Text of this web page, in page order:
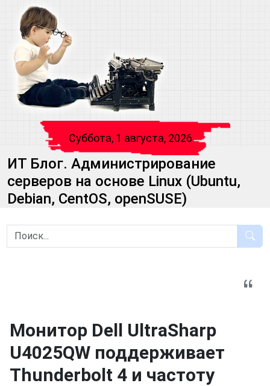
Суббота, 1 августа, 2026
ИТ Блог. Администрирование
серверов на основе Linux (Ubuntu,
Debian, CentOS, openSUSE)
Монитор Dell UltraSharp
U4025QW поддерживает
Thunderbolt 4 и частоту